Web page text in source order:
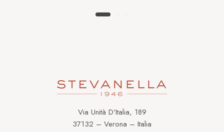
Via Unità D’Italia, 189
37132 – Verona – Italia